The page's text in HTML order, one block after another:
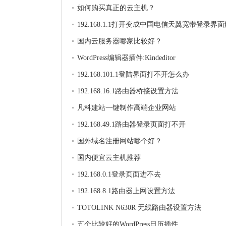
如何购买真正的云主机？
192.168.1.1打开变成中国电信天翼宽带登录界
法
国内云服务器哪家比较好？
WordPress编辑器插件:Kindeditor
192.168.101.1登陆界面打不开怎么办
192.168.16.1路由器桥接设置方法
凡科建站一键制作高端企业网站
192.168.49.1路由器登录页面打不开
国外域名注册网站哪个好？
国内便宜云主机推荐
192.168.0.1登录页面进不去
192.168.8.1路由器上网设置方法
TOTOLINK N630R 无线路由器设置方法
五个比较好的WordPress日历插件